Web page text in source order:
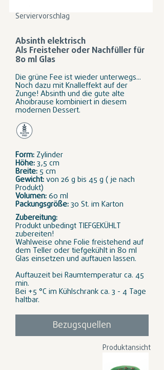
Serviervorschlag
Absinth elektrisch
Als Freisteher oder Nachfüller für
80 ml Glas
Die grüne Fee ist wieder unterwegs...
Noch dazu mit Knalleffekt auf der
Zunge! Absinth und die gute alte
Ahoibrause kombiniert in diesem
modernen Dessert.
Form: Zylinder
Höhe:3,5 cm
Breite:5 cm
Gewicht:von 26 g bis 45 g ( je nach
Produkt)
Volumen:60 ml
Packungsgröße:30 St. im Karton
Zubereitung:
Produkt unbedingt TIEFGEKÜHLT
zubereiten!
Wahlweise ohne Folie freistehend auf
dem Teller oder tiefgekühlt in 80 ml
Glas einsetzen und auftauen lassen.
Auftauzeit bei Raumtemperatur ca. 45
min.
Bei +5 °C im Kühlschrank ca. 3 - 4 Tage
haltbar.
Bezugsquellen
Produktansicht